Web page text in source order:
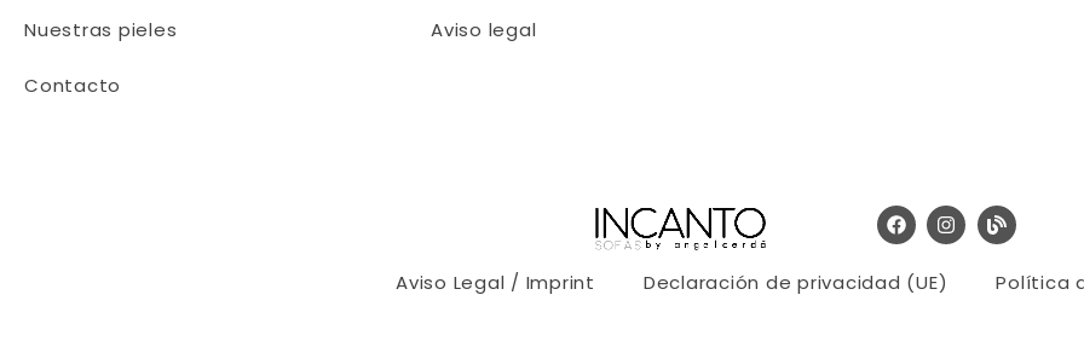
Nuestras pieles
Contacto
Aviso legal
Aviso Legal / Imprint Declaración de privacidad (UE) Política